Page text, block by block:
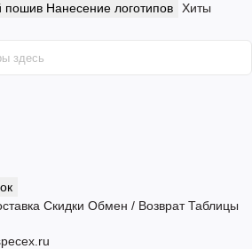
пошив Нанесение логотипов
Хиты
Скидки Обмен / Возврат Таблицы